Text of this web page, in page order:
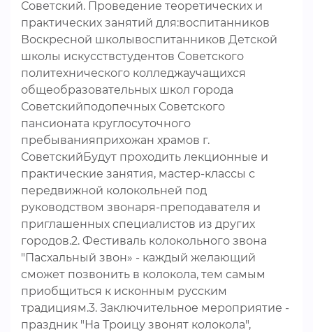
Советский. Проведение теоретических и
практических занятий для:воспитанников
Воскресной школывоспитанников Детской
школы искусствстудентов Советского
политехнического колледжаучащихся
общеобразовательных школ города
Советскийподопечных Советского
пансионата круглосуточного
пребыванияприхожан храмов г.
СоветскийБудут проходить лекционные и
практические занятия, мастер-классы с
передвижной колокольней под
руководством звонаря-преподавателя и
приглашенных специалистов из других
городов.2. Фестиваль колокольного звона
"Пасхальный звон» - каждый желающий
сможет позвонить в колокола, тем самым
приобщиться к исконным русским
традициям.3. Заключительное мероприятие -
праздник "На Троицу звонят колокола",